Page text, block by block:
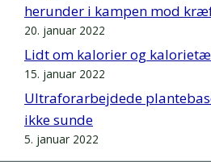
herunder i kampen mod
20. januar 2022
Lidt om kalorier og
15. januar 2022
Ultraforarbejdede
ikke sunde
5. januar 2022